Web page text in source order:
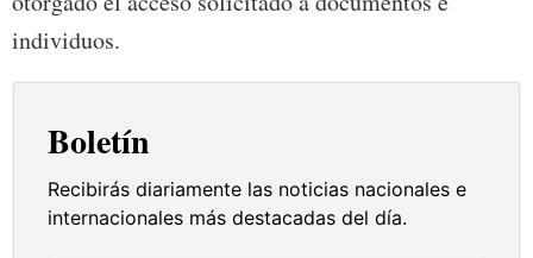
individuos.
Boletín
Recibirás diariamente las noticias nacionales e
internacionales más destacadas del día.